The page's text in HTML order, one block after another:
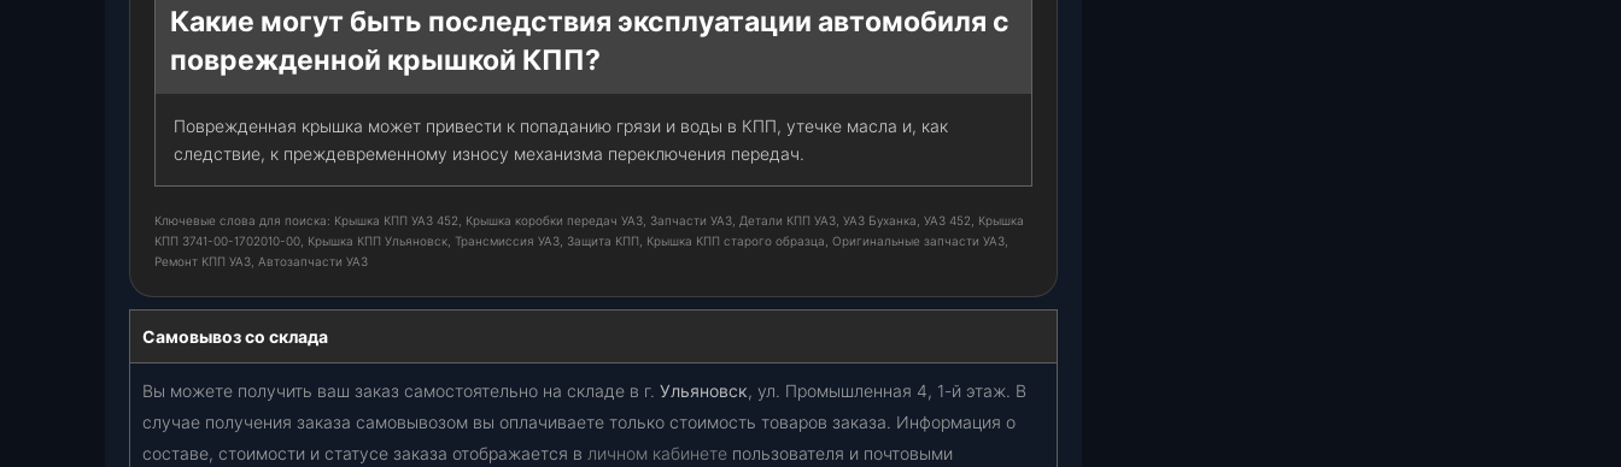
Какие могут быть последствия эксплуатации автомобиля с
поврежденной крышкой КПП?
Поврежденная крышка может привести к попаданию грязи и воды в КПП, утечке масла и, как
следствие, к преждевременному износу механизма переключения передач.
Ключевые слова для поиска: Крышка КПП УАЗ 452, Крышка коробки передач УАЗ, Запчасти УАЗ, Детали КПП УАЗ, УАЗ Буханка, УАЗ 452, Крышка
КПП 3741-00-1702010-00, Крышка КПП Ульяновск, Трансмиссия УАЗ, Защита КПП, Крышка КПП старого образца, Оригинальные запчасти УАЗ,
Ремонт КПП УАЗ, Автозапчасти УАЗ
Самовывоз со склада
Вы можете получить ваш заказ самостоятельно на складе в г. Ульяновск, ул. Промышленная 4, 1-й этаж. В
случае получения заказа самовывозом вы оплачиваете только стоимость товаров заказа. Информация о
составе, стоимости и статусе заказа отображается в личном кабинете пользователя и почтовыми